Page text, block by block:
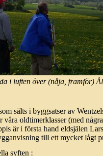
i luften över (nåja, framför)
sålts i byggsatser av
oldtimerklasser (med
är i första hand eldsjälen
till ett mycket lågt
syften :